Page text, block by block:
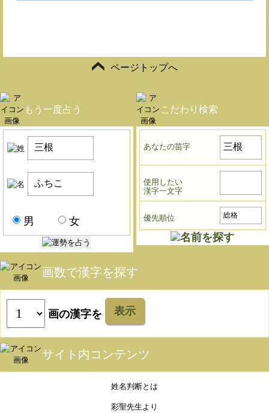
ページトップへ
もう一度占う
男 女
こだわり検索
あなたの苗字
使用したい
漢字一文字
優先順位
画数で漢字を探す
画の漢字を 表示
サイト内コンテンツ
姓名判断とは
彩聖先生より